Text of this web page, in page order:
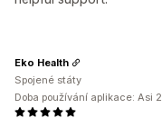
Eko Health
Spojené státy
Doba používání aplikace: Asi